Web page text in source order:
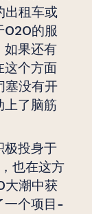
出租车或
的服
如果还有
这个方面
塞没有开
上了脑筋
极投身于
也在这方
大潮中获
一个项目-